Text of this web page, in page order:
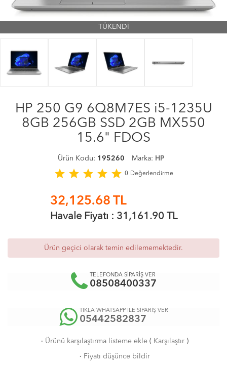
TÜKENDİ
HP 250 G9 6Q8M7ES i5-1235U
8GB 256GB SSD 2GB MX550
15.6" FDOS
Ürün Kodu: 195260 Marka: HP
star star star star star 0 Değerlendirme
32,125.68 TL
Havale Fiyatı : 31,161.90TL
Ürün geçici olarak temin edilememektedir.
TELEFONDA SİPARİŞ VER
08508400337
TIKLA WHATSAPP İLE SİPARİŞ VER
05442582837
· Ürünü karşılaştırma listeme ekle( Karşılaştır)
· Fiyatı düşünce bildir